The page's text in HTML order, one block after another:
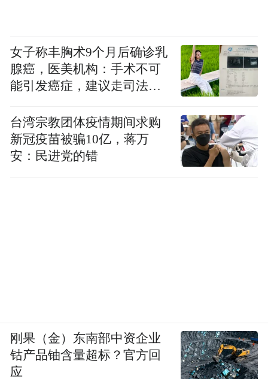
女子称丰胸术9个月后确诊乳
腺癌，医美机构：手术不可
能引发癌症，建议走司法途
台湾宗教团体疫情期间求购
新冠疫苗被骗10亿，蒋万
安：民进党的错
刚果（金）东南部中资企业
钴产品铀含量超标？官方回
应